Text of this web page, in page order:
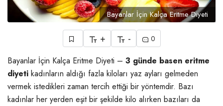
Bayanlar İçin Kalça Eritme Diyeti
+ - 0
Bayanlar İçin Kalça Eritme Diyeti – 3 günde basen eritme
diyeti kadınların aldığı fazla kiloları yaz ayları gelmeden
vermek istedikleri zaman tercih ettiği bir yöntemdir. Bazı
kadınlar her yerden eşit bir şekilde kilo alırken bazıları da